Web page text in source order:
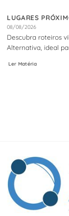
LUGARES
08/08/2026
Descubra roteiros
Alternativa, ideal
Ler Matéria